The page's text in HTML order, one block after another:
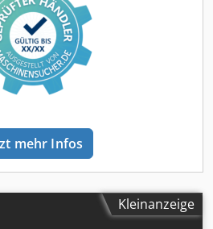
What's App and Viber. When you
money needs to be tranfered to
Always check the payment
our website. In case you have
please contact us. In case you
so we can verify the invoice
NL 89 RABO EORI/BTW/TAX:
RABONL2U
mehr Infos
Kleinanzeige